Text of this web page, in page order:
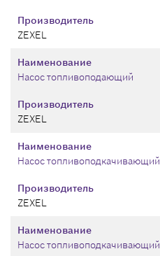
Производитель
ZEXEL
Производитель
ZEXEL
Наименование
Насос топливоподающий
Производитель
ZEXEL
Наименование
Насос топливоподкачивающий
Наименование
Насос топливоподкачивающий